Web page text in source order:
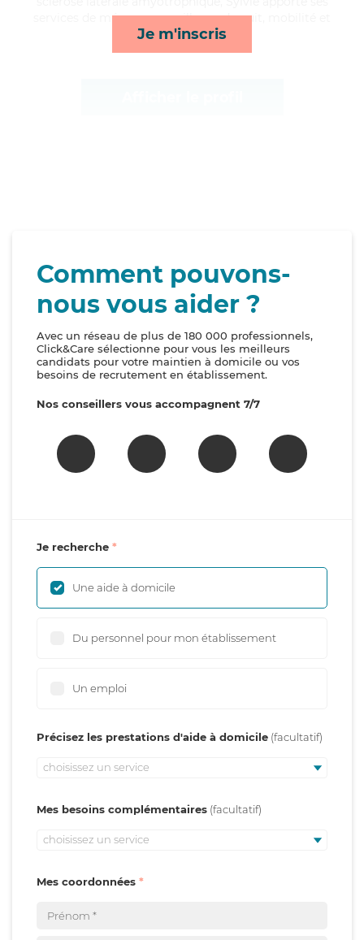
Je m'inscris
services de ménage, surveillance de nuit, mobilité et
activités*
Comment pouvons-
nous vous aider ?
Avec un réseau de plus de 180 000 professionnels,
Click&Care sélectionne pour vous les meilleurs
candidats pour votre maintien à domicile ou vos
besoins de recrutement en établissement.
Nos conseillers vous accompagnent 7/7
Je recherche
Une aide à domicile
Du personnel pour mon établissement
Un emploi
Précisez les prestations d'aide à domicile
choisissez un service
Mes besoins complémentaires
choisissez un service
Mes coordonnées